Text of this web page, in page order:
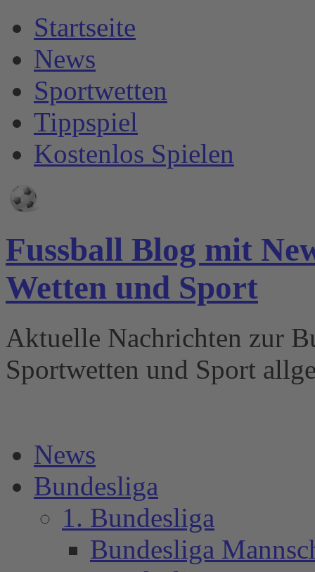
Startseite
News
Sportwetten
Tippspiel
Kostenlos Spielen
Fussball Blog mit
Wetten und Sport
Aktuelle Nachrichten zur
Sportwetten und Sport
News
Bundesliga
1. Bundesliga
Bundesliga